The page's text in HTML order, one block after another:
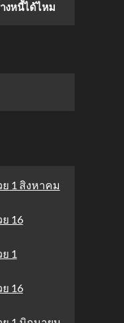
งหนี้ได้ไหม
1 สิงหาคม
16
1
16